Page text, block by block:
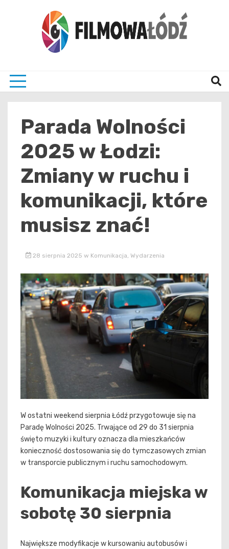
Parada Wolności
2025 w Łodzi:
Zmiany w ruchu i
komunikacji, które
musisz znać!
28 sierpnia 2025 w Komunikacja Wydarzenia
W ostatni weekend sierpnia Łódź przygotowuje się na
Paradę Wolności 2025. Trwające od 29 do 31 sierpnia
święto muzyki i kultury oznacza dla mieszkańców
konieczność dostosowania się do tymczasowych zmian
w transporcie publicznym i ruchu samochodowym.
Komunikacja miejska w
sobotę 30 sierpnia
Największe modyfikacje w kursowaniu autobusów i